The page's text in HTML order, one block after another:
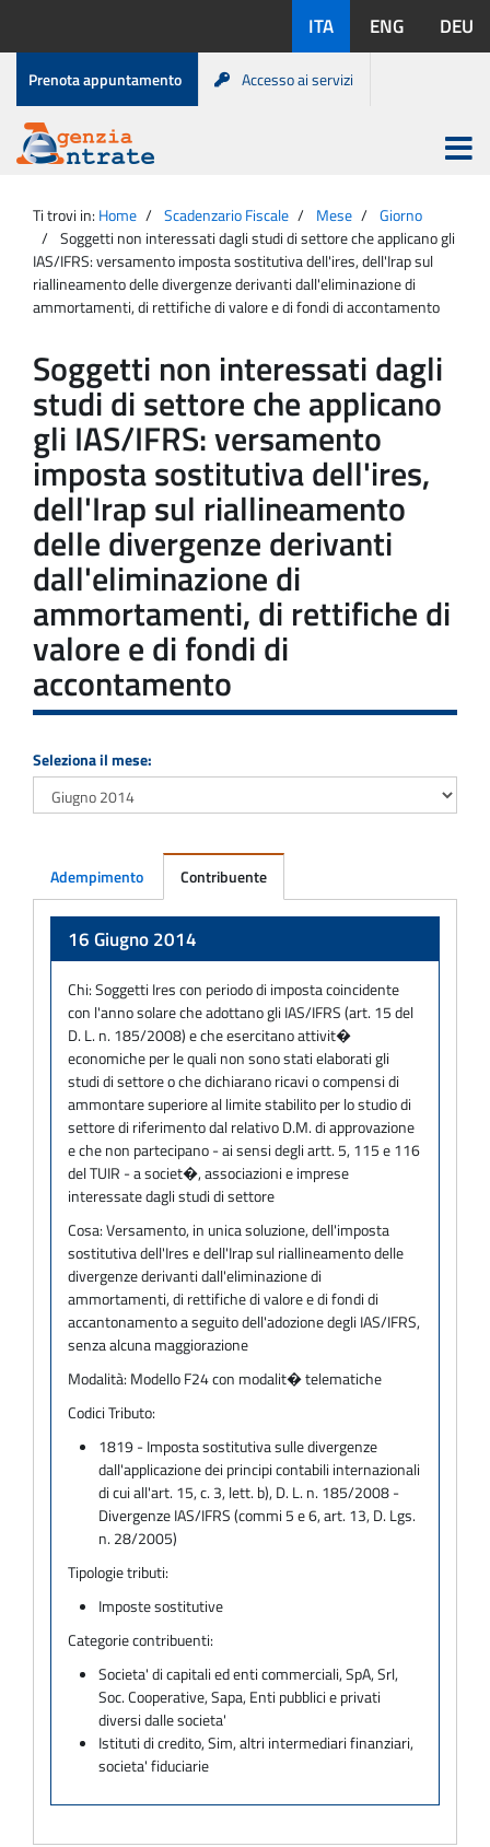
contenuto
disponibili:
ITA ENG DEU
Menu
di
servizio
Prenota appuntamento Accesso ai servizi
Agenzia
Entrate
Apri
menu
principale
Ti trovi in: Home Scadenzario Fiscale Mese
Giorno
Soggetti non interessati dagli studi di settore che applicano gli
IAS/IFRS: versamento imposta sostitutiva dell'ires, dell'Irap sul
riallineamento delle divergenze derivanti dall'eliminazione di
ammortamenti, di rettifiche di valore e di fondi di accontamento
Soggetti non interessati dagli
studi di settore che applicano
gli IAS/IFRS: versamento
imposta sostitutiva dell'ires,
dell'Irap sul riallineamento
delle divergenze derivanti
dall'eliminazione di
ammortamenti, di rettifiche di
valore e di fondi di
accontamento
Seleziona il mese:
Adempimento Contribuente
16 Giugno 2014
Chi:Soggetti Ires con periodo di imposta coincidente
con l'anno solare che adottano gli IAS/IFRS (art. 15 del
D. L. n. 185/2008) e che esercitano attivit�
economiche per le quali non sono stati elaborati gli
studi di settore o che dichiarano ricavi o compensi di
ammontare superiore al limite stabilito per lo studio di
settore di riferimento dal relativo D.M. di approvazione
e che non partecipano - ai sensi degli artt. 5, 115 e 116
del TUIR - a societ�, associazioni e imprese
interessate dagli studi di settore
Cosa:Versamento, in unica soluzione, dell'imposta
sostitutiva dell'Ires e dell'Irap sul riallineamento delle
divergenze derivanti dall'eliminazione di
ammortamenti, di rettifiche di valore e di fondi di
accantonamento a seguito dell'adozione degli IAS/IFRS,
senza alcuna maggiorazione
Modalità: Modello F24 con modalit� telematiche
Codici Tributo:
1819 - Imposta sostitutiva sulle divergenze
dall'applicazione dei principi contabili internazionali
di cui all'art. 15, c. 3, lett. b), D. L. n. 185/2008 -
Divergenze IAS/IFRS (commi 5 e 6, art. 13, D. Lgs.
n. 28/2005)
Tipologie tributi:
Imposte sostitutive
Categorie contribuenti:
Societa' di capitali ed enti commerciali, SpA, Srl,
Soc. Cooperative, Sapa, Enti pubblici e privati
diversi dalle societa'
Istituti di credito, Sim, altri intermediari finanziari,
societa' fiduciarie